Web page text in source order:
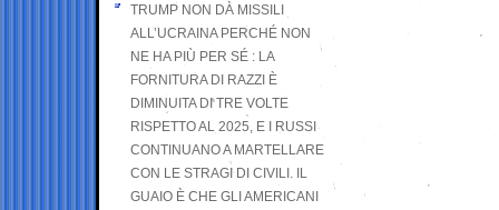
TRUMP NON DÀ MISSILI
ALL’UCRAINA PERCHÉ NON
NE HA PIÙ PER SÉ : LA
FORNITURA DI RAZZI È
DIMINUITA DI TRE VOLTE
RISPETTO AL 2025, E I RUSSI
CONTINUANO A MARTELLARE
CON LE STRAGI DI CIVILI. IL
GUAIO È CHE GLI AMERICANI